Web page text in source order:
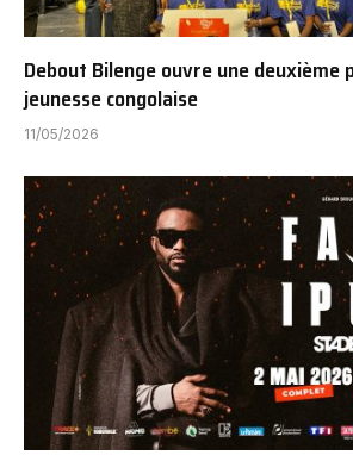
Debout Bilenge ouvre une deuxième
jeunesse congolaise
11/05/2026